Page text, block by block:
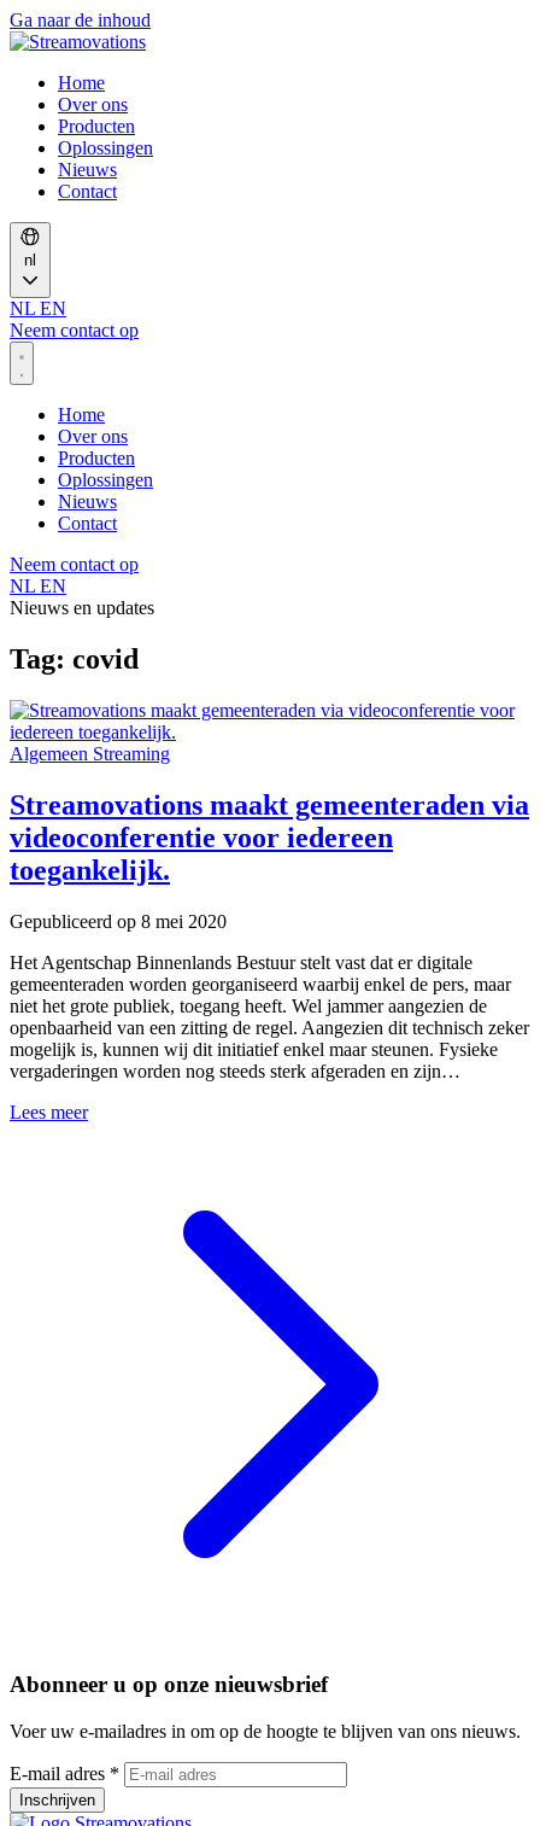
Ga naar de inhoud
Home
Over ons
Producten
Oplossingen
Nieuws
Contact
nl
NL EN
Neem contact op
Home
Over ons
Producten
Oplossingen
Nieuws
Contact
Neem contact op
NL EN
Nieuws en updates
Tag: covid
Algemeen Streaming
Streamovations maakt gemeenteraden via
videoconferentie voor iedereen
toegankelijk.
Gepubliceerd op 8 mei 2020
Het Agentschap Binnenlands Bestuur stelt vast dat er digitale
gemeenteraden worden georganiseerd waarbij enkel de pers, maar
niet het grote publiek, toegang heeft. Wel jammer aangezien de
openbaarheid van een zitting de regel. Aangezien dit technisch zeker
mogelijk is, kunnen wij dit initiatief enkel maar steunen. Fysieke
vergaderingen worden nog steeds sterk afgeraden en zijn…
Lees meer
Abonneer u op onze nieuwsbrief
Voer uw e-mailadres in om op de hoogte te blijven van ons nieuws.
E-mail adres *